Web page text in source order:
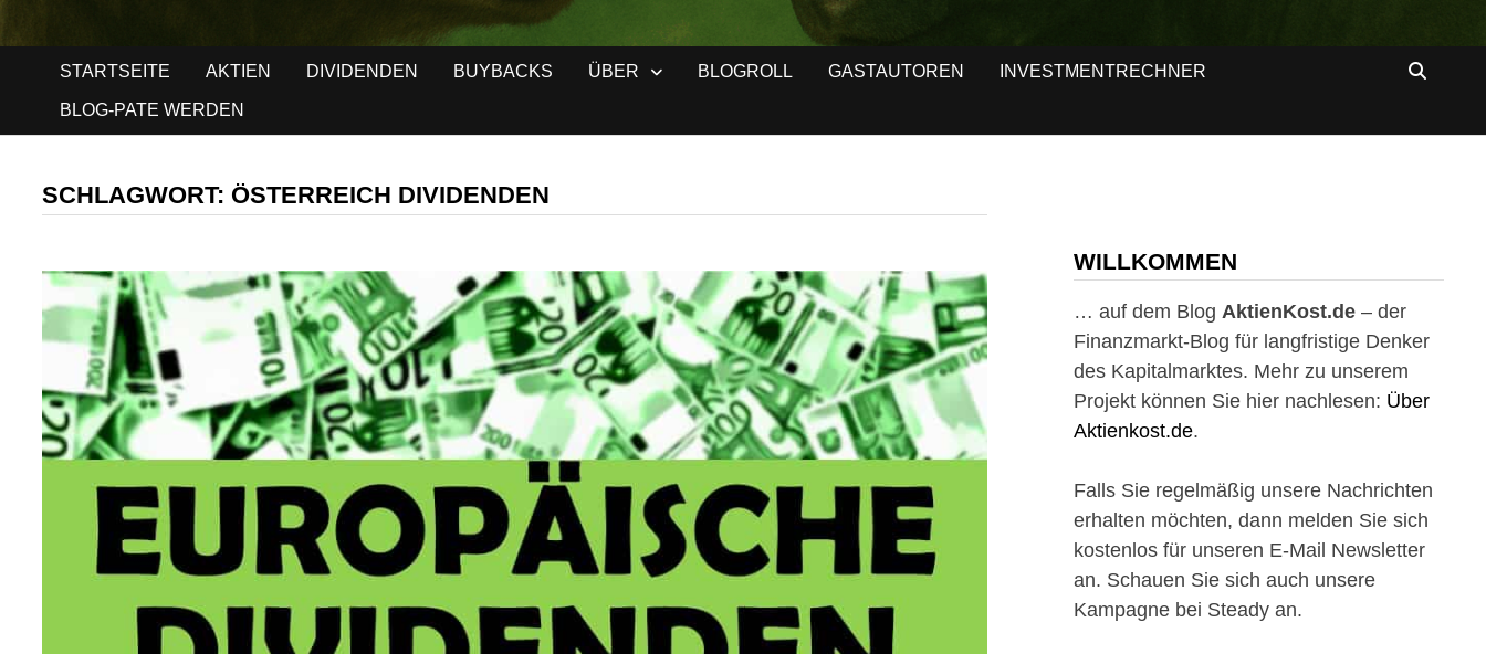
STARTSEITE AKTIEN DIVIDENDEN BUYBACKS ÜBER BLOGROLL GASTAUTOREN INVESTMENTRECHNER
BLOG-PATE WERDEN
SCHLAGWORT: ÖSTERREICH DIVIDENDEN
WILLKOMMEN
… auf dem Blog AktienKost.de– der
Finanzmarkt-Blog für langfristige Denker
des Kapitalmarktes. Mehr zu unserem
Projekt können Sie hier nachlesen: Über
Aktienkost.de.
Falls Sie regelmäßig unsere Nachrichten
erhalten möchten, dann melden Sie sich
kostenlos für unseren E-Mail Newsletter
an. Schauen Sie sich auch unsere
Kampagne bei Steady an.